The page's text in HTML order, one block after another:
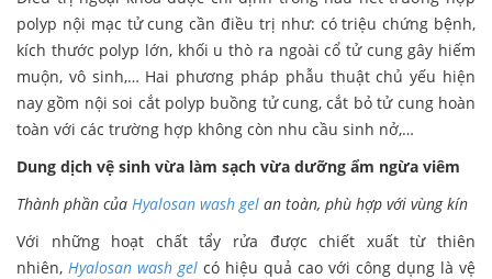
polyp nội mạc tử cung cần điều trị như: có triệu chứng bệnh,
kích thước polyp lớn, khối u thò ra ngoài cổ tử cung gây hiếm
muộn, vô sinh,… Hai phương pháp phẫu thuật chủ yếu hiện
nay gồm nội soi cắt polyp buồng tử cung, cắt bỏ tử cung hoàn
toàn với các trường hợp không còn nhu cầu sinh nở,…
Dung dịch vệ sinh vừa làm sạch vừa dưỡng ẩm ngừa viêm
Thành phần của Hyalosan wash gel an toàn, phù hợp với vùng kín
Với những hoạt chất tẩy rửa được chiết xuất từ thiên
nhiên, Hyalosan wash gel có hiệu quả cao với công dụng là vệ